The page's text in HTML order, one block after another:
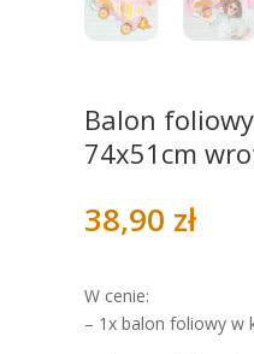
Balon
74x51cm
38,90 zł
W cenie:
– 1x balon foliowy w